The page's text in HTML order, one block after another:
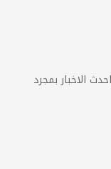
الاخبار بمجرد